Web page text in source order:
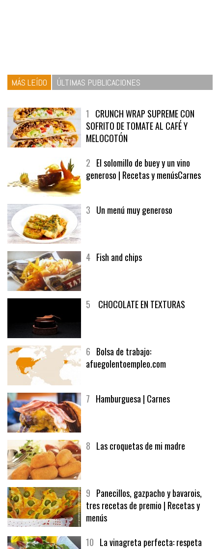
1CRUNCH WRAP SUPREME CON
SOFRITO DE TOMATE AL CAFÉ Y
MELOCOTÓN
2El solomillo de buey y un vino
6Bolsa de trabajo:
9Panecillos, gazpacho y bavarois,
tres recetas de premio | Recetas y
menús